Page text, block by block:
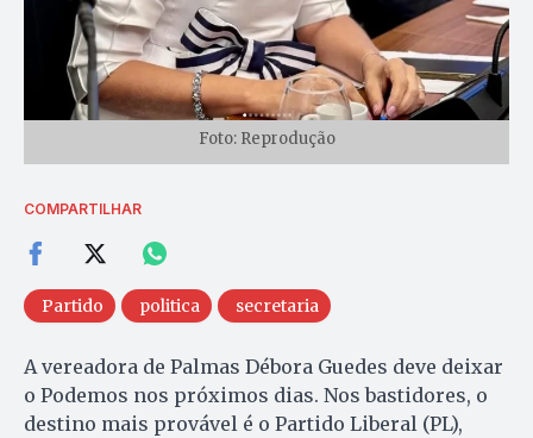
Foto: Reprodução
COMPARTILHAR
Partido politica secretaria
A vereadora de Palmas Débora Guedes deve deixar
o Podemos nos próximos dias. Nos bastidores, o
destino mais provável é o Partido Liberal (PL),